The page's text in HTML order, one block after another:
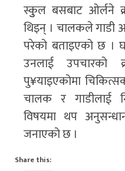
स्कुुल बसबाट ओर्लने
थिइन् । चालकले गाडी
परेको बताइएको छ ।
उनलाई उपचारको
पु¥याइएकोमा
चालक र गाडीलाई
विषयमा थप
जनाएको छ ।
Share this: